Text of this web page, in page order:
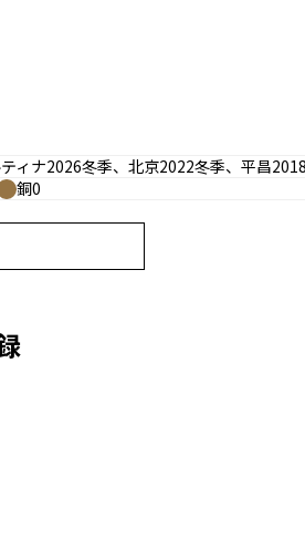
ィナ2026冬季、北京2022冬季、平昌
銅0